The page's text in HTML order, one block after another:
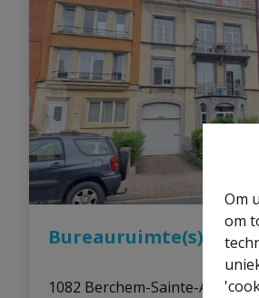
Om
om
Bureauruimte(s)
1082 Berchem-Sainte-Agathe|